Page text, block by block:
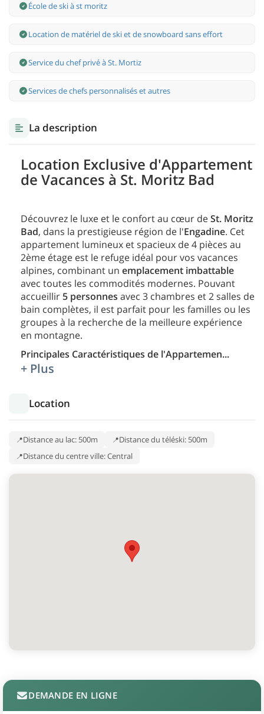
École de ski à st moritz
Location de matériel de ski et de snowboard sans effort
Service du chef privé à St. Mortiz
Services de chefs personnalisés et autres
La description
Location Exclusive d'Appartement
de Vacances à St. Moritz Bad
Découvrez le luxe et le confort au cœur deSt. Moritz
Bad, dans la prestigieuse région de l'Engadine. Cet
appartement lumineux et spacieux de 4 pièces au
2ème étage est le refuge idéal pour vos vacances
alpines, combinant un emplacement imbattable
avec toutes les commodités modernes. Pouvant
accueillir 5 personnes avec 3 chambres et 2 salles de
bain complètes, il est parfait pour les familles ou les
groupes à la recherche de la meilleure expérience
en montagne.
Principales Caractéristiques de l'Appartemen...
+ Plus
Location
Distance au lac: 500m
Distance du téléski: 500m
Distance du centre ville: Central
DEMANDE EN LIGNE